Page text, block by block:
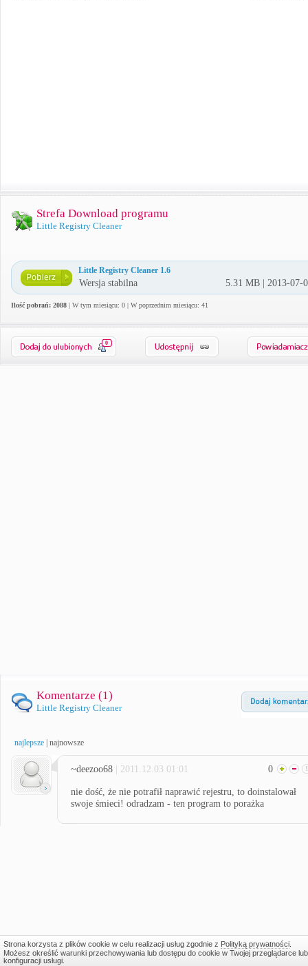
Strefa Download programu
Little Registry Cleaner
Little Registry Cleaner 1.6
Wersja stabilna 5.31 MB | 2013-07-
Ilość pobrań: 2088 | W tym miesiącu: 0 | W poprzednim miesiącu: 41
0
Komentarze (1)
Little Registry Cleaner
najlepsze najnowsze
~deezoo68 | 2011.12.03 01:01 0
nie dość, że nie potrafił naprawić rejestru, to doinstalował
swoje śmieci! odradzam - ten program to porażka
Strona korzysta z plików cookie w celu realizacji usług zgodnie z Polityką prywatności.
Możesz określić warunki przechowywania lub dostępu do cookie w Twojej przeglądarce lub
konfiguracji usługi.